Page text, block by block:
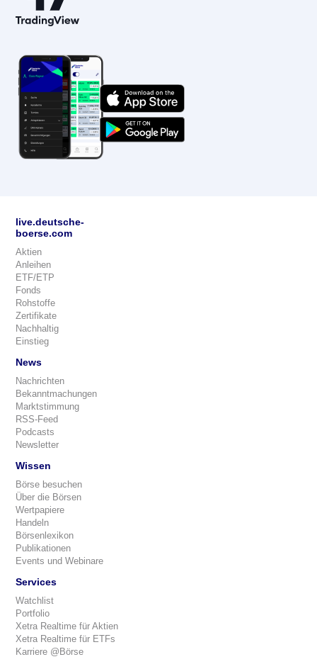
live.deutsche-
boerse.com
Aktien
Anleihen
ETF/ETP
Fonds
Rohstoffe
Zertifikate
Nachhaltig
Einstieg
News
Nachrichten
Bekanntmachungen
Marktstimmung
RSS-Feed
Podcasts
Newsletter
Wissen
Börse besuchen
Über die Börsen
Wertpapiere
Handeln
Börsenlexikon
Publikationen
Events und Webinare
Services
Watchlist
Portfolio
Xetra Realtime für Aktien
Xetra Realtime für ETFs
Karriere @Börse